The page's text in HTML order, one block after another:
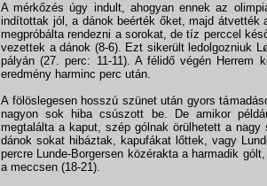
A mérkőzés úgy indult, ahogyan ennek az
indítottak jól, a dánok beérték őket, majd átvették
megpróbálta rendezni a sorokat, de tíz perccel
vezettek a dánok (8-6). Ezt sikerült ledolgozniuk
pályán (27. perc: 11-11). A félidő végén Herrem
eredmény harminc perc után.
A fölöslegesen hosszú szünet után gyors
nagyon sok hiba csúszott be. De amikor
megtalálta a kaput, szép gólnak örülhetett a
dánok sokat hibáztak, kapufákat lőttek, vagy
percre Lunde-Borgersen közérakta a harmadik
a meccsen (18-21).